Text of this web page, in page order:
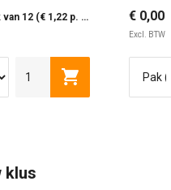
12 (€ 1,22 p. paar)
9 (M) MAAT 10 (L)
Toevoegen aan
(8)
€ 0,00
Excl. BTW
klus